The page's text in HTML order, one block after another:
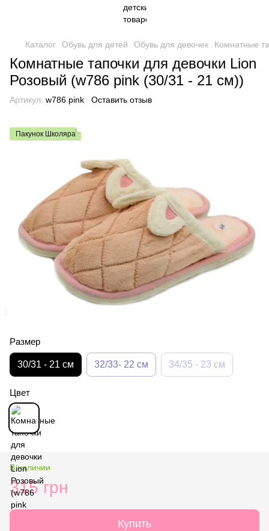
Каталог Обувь для детей Обувь для девочек Комнатные
Комнатные тапочки для девочки Lion
Розовый (w786 pink (30/31 - 21 см))
Артикул: w786 pink Оставить отзыв
Пакунок Школяра
Размер
30/31 - 21 см 32/33- 22 см 34/35 - 23 см
Цвет
В наличии
315 грн
Купить